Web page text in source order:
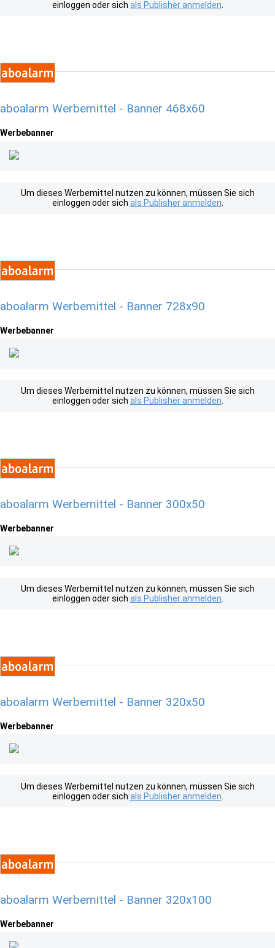
einloggen oder sich als Publisher anmelden
aboalarm Werbemittel - Banner 468x60
Werbebanner
Um dieses Werbemittel nutzen zu können, müssen Sie sich
einloggen oder sich als Publisher anmelden
aboalarm Werbemittel - Banner 728x90
Werbebanner
Um dieses Werbemittel nutzen zu können, müssen Sie sich
einloggen oder sich als Publisher anmelden
aboalarm Werbemittel - Banner 300x50
Werbebanner
Um dieses Werbemittel nutzen zu können, müssen Sie sich
einloggen oder sich als Publisher anmelden
aboalarm Werbemittel - Banner 320x50
Werbebanner
Um dieses Werbemittel nutzen zu können, müssen Sie sich
einloggen oder sich als Publisher anmelden
aboalarm Werbemittel - Banner 320x100
Werbebanner